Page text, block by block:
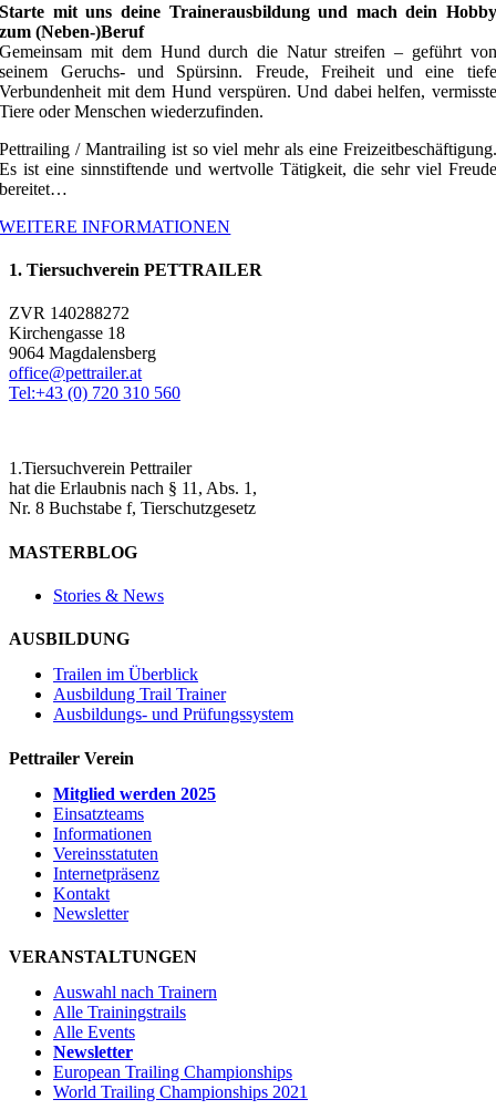
Starte mit uns deine Trainerausbildung und mach dein Hobby
zum (Neben-)Beruf
Gemeinsam mit dem Hund durch die Natur streifen – geführt von
seinem Geruchs- und Spürsinn. Freude, Freiheit und eine tiefe
Verbundenheit mit dem Hund verspüren. Und dabei helfen, vermisste
Tiere oder Menschen wiederzufinden.
Pettrailing / Mantrailing ist so viel mehr als eine Freizeitbeschäftigung.
Es ist eine sinnstiftende und wertvolle Tätigkeit, die sehr viel Freude
bereitet…
WEITERE INFORMATIONEN
1. Tiersuchverein PETTRAILER
ZVR 140288272
Kirchengasse 18
9064 Magdalensberg
office@pettrailer.at
Tel:+43 (0) 720 310 560
1.Tiersuchverein Pettrailer
hat die Erlaubnis nach § 11, Abs. 1,
Nr. 8 Buchstabe f, Tierschutzgesetz
MASTERBLOG
Stories & News
AUSBILDUNG
Trailen im Überblick
Ausbildung Trail Trainer
Ausbildungs- und Prüfungssystem
Pettrailer Verein
Mitglied werden 2025
Einsatzteams
Informationen
Vereinsstatuten
Internetpräsenz
Kontakt
Newsletter
VERANSTALTUNGEN
Auswahl nach Trainern
Alle Trainingstrails
Alle Events
Newsletter
European Trailing Championships
World Trailing Championships 2021